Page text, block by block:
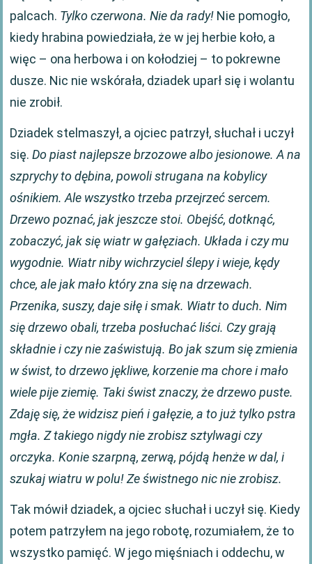
palcach. Tylko czerwona. Nie da rady! Nie pomogło,
kiedy hrabina powiedziała, że w jej herbie koło, a
więc – ona herbowa i on kołodziej – to pokrewne
dusze. Nic nie wskórała, dziadek uparł się i wolantu
nie zrobił.
Dziadek stelmaszył, a ojciec patrzył, słuchał i uczył
się.Do piast najlepsze brzozowe albo jesionowe. A na
szprychy to dębina, powoli strugana na kobylicy
ośnikiem. Ale wszystko trzeba przejrzeć sercem.
Drzewo poznać, jak jeszcze stoi. Obejść, dotknąć,
zobaczyć, jak się wiatr w gałęziach. Układa i czy mu
wygodnie. Wiatr niby wichrzyciel ślepy i wieje, kędy
chce, ale jak mało który zna się na drzewach.
Przenika, suszy, daje siłę i smak. Wiatr to duch. Nim
się drzewo obali, trzeba posłuchać liści. Czy grają
składnie i czy nie zaświstują. Bo jak szum się zmienia
w świst, to drzewo jękliwe, korzenie ma chore i mało
wiele pije ziemię. Taki świst znaczy, że drzewo puste.
Zdaję się, że widzisz pień i gałęzie, a to już tylko pstra
mgła. Z takiego nigdy nie zrobisz sztylwagi czy
orczyka. Konie szarpną, zerwą, pójdą henże w dal, i
szukaj wiatru w polu! Ze świstnego nic nie zrobisz.
Tak mówił dziadek, a ojciec słuchał i uczył się. Kiedy
potem patrzyłem na jego robotę, rozumiałem, że to
wszystko pamięć. W jego mięśniach i oddechu, w